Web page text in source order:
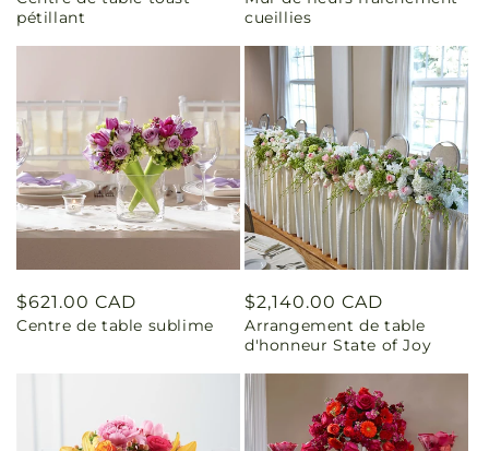
pétillant
cueillies
Prix
habituel
$621.00 CAD
Centre de table sublime
Prix
habituel
$2,140.00 CAD
Arrangement de table
d'honneur State of Joy